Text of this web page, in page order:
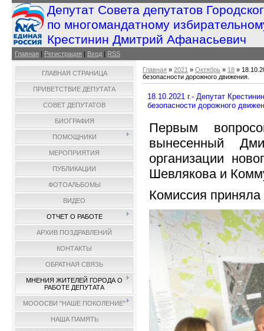
Депутат Совета депутатов
по многомандатному
Крестинин Дмитрий Афанасьевич
Главная | Регистрация | Вход | RSS
ГЛАВНАЯ СТРАНИЦА
ПРИВЕТСТВИЕ ДЕПУТАТА
СОВЕТ ДЕПУТАТОВ
БИОГРАФИЯ
ПОМОЩНИКИ
МЕРОПРИЯТИЯ
ПУБЛИКАЦИИ
ФОТОАЛЬБОМЫ
ВИДЕО
ОТЧЕТ О РАБОТЕ
АРХИВ ПОЗДРАВЛЕНИЙ
КОНТАКТЫ
ОБРАТНАЯ СВЯЗЬ
МНЕНИЯ ЖИТЕЛЕЙ ГОРОДА О
РАБОТЕ ДЕПУТАТА
МОООСВИ "НАШЕ ПОКОЛЕНИЕ"
НАША ПАМЯТЬ
Главная » 2021 » Октябрь » 18 »
безопасности дорожного движения.
18.10.2021 г.- Депутат
безопасности дорожного
Первым
вынесенный
организации
Шевлякова и
Комиссия